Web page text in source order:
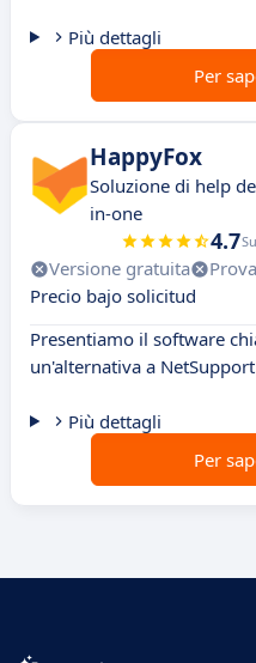
Più dettagli
Per
HappyFox
Soluzione di help
in-one
4.7
Versione gratuita
Precio bajo solicitud
Presentiamo il software
un'alternativa a
Più dettagli
Per